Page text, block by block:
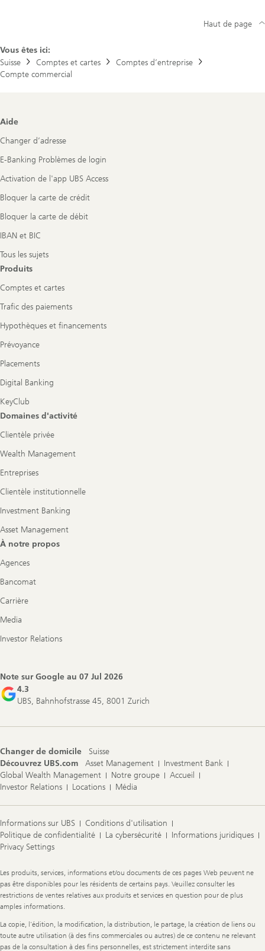
Vous êtes ici:
Suisse
Comptes et cartes
Comptes d’entreprise
Compte commercial
Haut de page
Footer
Aide
Changer d’adresse
E-Banking Problèmes de login
Activation de l'app UBS Access
Bloquer la carte de crédit
Bloquer la carte de débit
IBAN et BIC
Tous les sujets
Produits
Comptes et cartes
Trafic des paiements
Hypothèques et financements
Prévoyance
Placements
Digital Banking
KeyClub
Domaines d'activité
Clientèle privée
Wealth Management
Entreprises
Clientèle institutionnelle
Investment Banking
Asset Management
À notre propos
Agences
Bancomat
Carrière
Media
Investor Relations
Note sur Google au 07 Jul 2026
4.3
UBS, Bahnhofstrasse 45, 8001 Zurich
Changer de domicile
Suisse
Découvrez UBS.com
Asset Management
Investment Bank
Global Wealth Management
Notre groupe
Accueil
Investor Relations
Locations Média
Informations sur UBS
Conditions d'utilisation
Politique de confidentialité
La cybersécurité
Informations juridiques
Privacy Settings
Legal
Information
Les produits, services, informations et/ou documents de ces pages Web peuvent ne
pas être disponibles pour les résidents de certains pays. Veuillez consulter les
restrictions de ventes relatives aux produits et services en question pour de plus
amples informations.
La copie, l'édition, la modification, la distribution, le partage, la création de liens ou
toute autre utilisation (à des fins commerciales ou autres) de ce contenu ne relevant
pas de la consultation à des fins personnelles, est strictement interdite sans